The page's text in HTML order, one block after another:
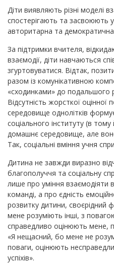
Діти виявляють різні моделі
спостерігають та засвоюють у
авторитарна та
За підтримки вчителя,
взаємодії, діти навчаються
згуртовуватися. Відтак,
разом із комунікативною
«сходинками» до подальшого
Відсутність жорсткої оцінної
середовище однолітків
соціального інституту (в
домашнє середовище, але
Так, соціальні вміння учня
Дитина не завжди виразно
благополуччя та соціальну
лише про уміння взаємодіяти
команді, а про єдність
розвитку дитини,
мене розуміють інші, з
справедливо оцінюють мене,
«Я нещасний, бо мене не
поваги, оцінюють
успіхів».